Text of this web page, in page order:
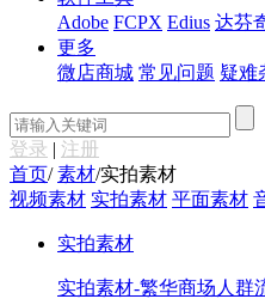
Adobe FCPX Edius 达芬
更多
微店商城 常见问题 疑难
登录 | 注册
首页/ 素材/实拍素材
视频素材 实拍素材 平面素材
实拍素材
实拍素材-繁华商场人群